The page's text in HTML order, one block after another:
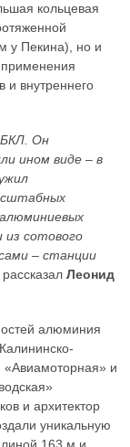
кольцевая
у Пекина), но и
внутреннего
БКЛ. Он
ином виде – в
из сотового
– станции
Леонид
алюминия
и
и архитектор
уникальную